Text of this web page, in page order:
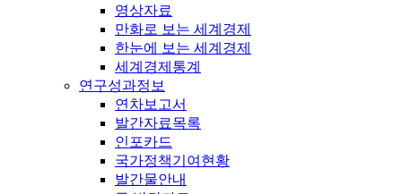
영상자료
만화로 보는 세계경제
한눈에 보는 세계경제
세계경제통계
연구성과정보
연차보고서
발간자료목록
인포카드
국가정책기여현황
발간물안내